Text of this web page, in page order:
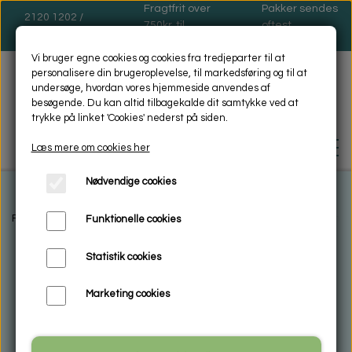
2120 1202 /
Fragtfrit over
750kr. til
Pakker sendes
oftest
FORSIDE
BIOSOL - MILJØVENLIG -
RENGØRING
Forside Encaustic Voksmaling Materialer
Vi bruger egne cookies og cookies fra tredjeparter til at
personalisere din brugeroplevelse, til markedsføring og til at
undersøge, hvordan vores hjemmeside anvendes af
besøgende. Du kan altid tilbagekalde dit samtykke ved at
trykke på linket 'Cookies' nederst på siden.
Læs mere om cookies her
Nødvendige cookies
Funktionelle cookies
Statistik cookies
Marketing cookies